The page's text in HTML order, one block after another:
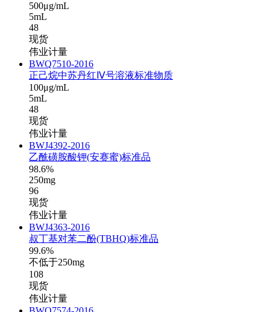
500μg/mL
5mL
48
现货
伟业计量
BWQ7510-2016
正己烷中苏丹红Ⅳ号溶液标准物质
100μg/mL
5mL
48
现货
伟业计量
BWJ4392-2016
乙酰磺胺酸钾(安赛蜜)标准品
98.6%
250mg
96
现货
伟业计量
BWJ4363-2016
叔丁基对苯二酚(TBHQ)标准品
99.6%
不低于250mg
108
现货
伟业计量